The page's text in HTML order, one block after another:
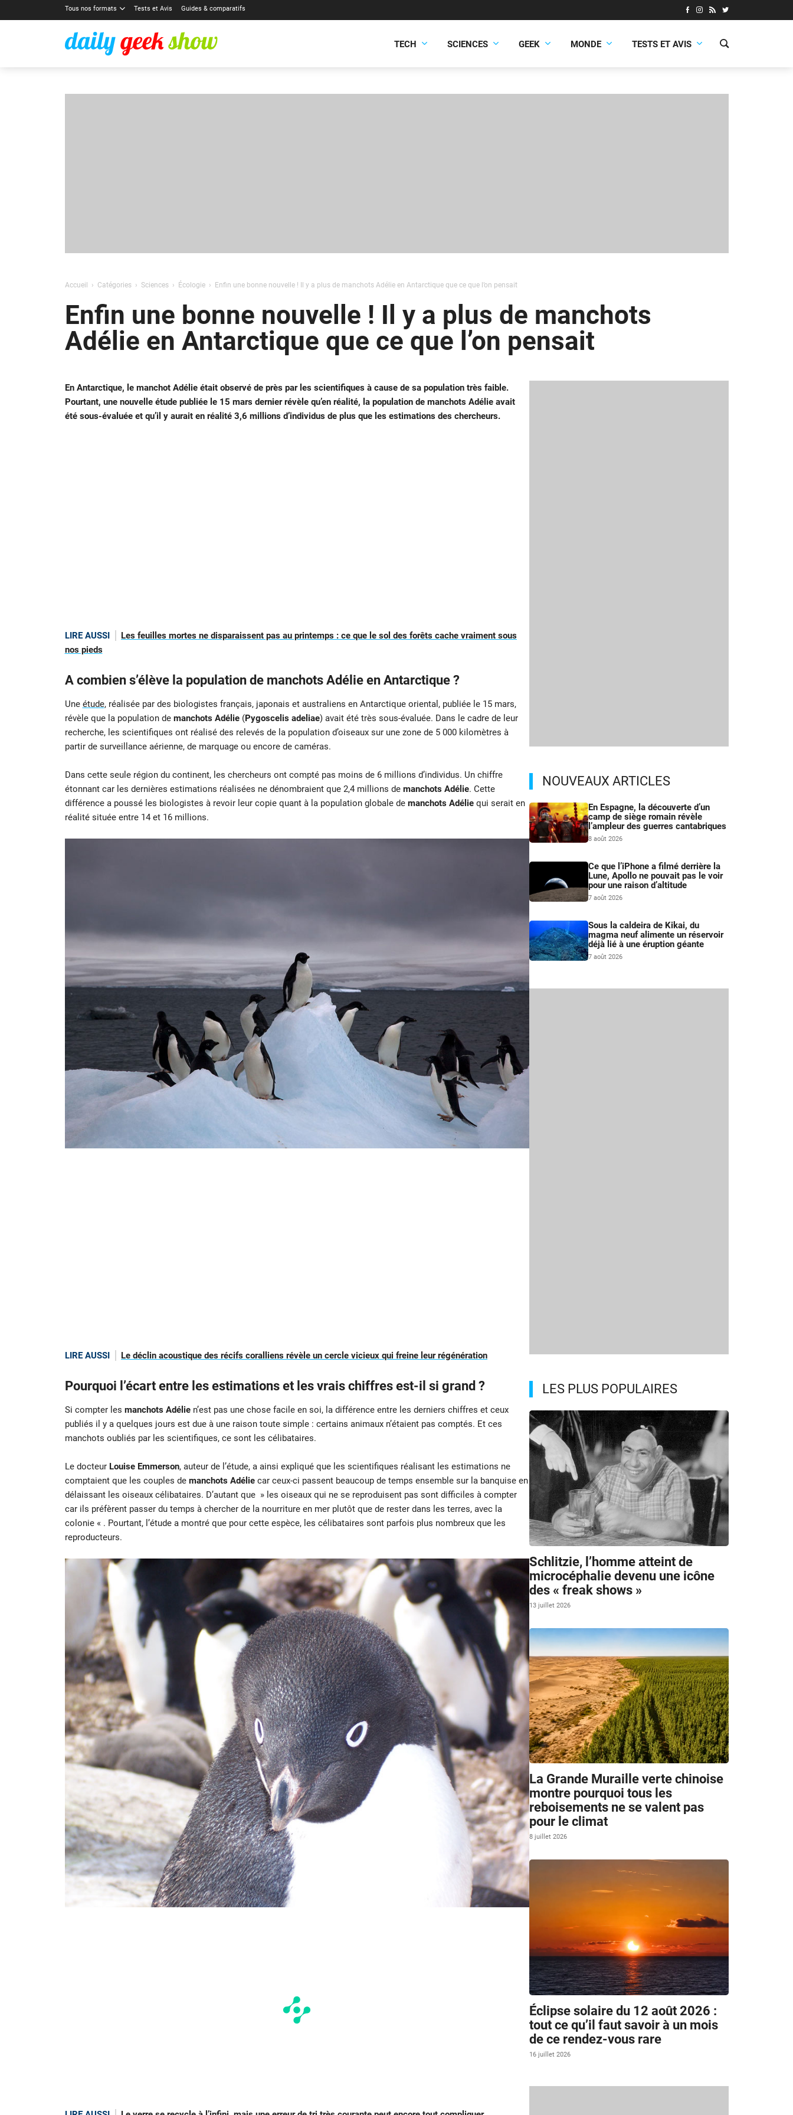
Tous nos formats Tests et Avis Guides & comparatifs
TECH SCIENCES GEEK MONDE TESTS ET AVIS
Accueil Catégories Sciences Écologie Enfin une bonne nouvelle ! Il y a plus de manchots Adélie en Antarctique que ce que l’on pensait
Enfin une bonne nouvelle ! Il y a plus de manchots
Adélie en Antarctique que ce que l’on pensait
En Antarctique, le manchot Adélie était observé de près par les scientifiques à cause de sa population très faible.
Pourtant, une nouvelle étude publiée le 15 mars dernier révèle qu’en réalité, la population de manchots Adélie avait
été sous-évaluée et qu’il y aurait en réalité 3,6 millions d’individus de plus que les estimations des chercheurs.
LIRE AUSSI
Les feuilles mortes ne disparaissent pas au printemps : ce que le sol des forêts cache vraiment sous
nos pieds
A combien s’élève la population de manchots Adélie en Antarctique ?
Une étude, réalisée par des biologistes français, japonais et australiens en Antarctique oriental, publiée le 15 mars,
révèle que la population demanchots Adélie(Pygoscelis adeliae) avait été très sous-évaluée. Dans le cadre de leur
recherche, les scientifiques ont réalisé des relevés de la population d’oiseaux sur une zone de 5 000 kilomètres à
partir de surveillance aérienne, de marquage ou encore de caméras.
Dans cette seule région du continent, les chercheurs ont compté pas moins de 6 millions d’individus. Un chiffre
étonnant car les dernières estimations réalisées ne dénombraient que 2,4 millions de manchots Adélie. Cette
différence a poussé les biologistes à revoir leur copie quant à la population globale de manchots Adéliequi serait en
réalité située entre 14 et 16 millions.
LIRE AUSSI Le déclin acoustique des récifs coralliens révèle un cercle vicieux qui freine leur régénération
Pourquoi l’écart entre les estimations et les vrais chiffres est-il si grand ?
Si compter les manchots Adélien’est pas une chose facile en soi, la différence entre les derniers chiffres et ceux
publiés il y a quelques jours est due à une raison toute simple : certains animaux n’étaient pas comptés. Et ces
manchots oubliés par les scientifiques, ce sont les célibataires.
Le docteur Louise Emmerson, auteur de l’étude, a ainsi expliqué que les scientifiques réalisant les estimations ne
comptaient que les couples de manchots Adéliecar ceux-ci passent beaucoup de temps ensemble sur la banquise en
délaissant les oiseaux célibataires. D’autant que » les oiseaux qui ne se reproduisent pas sont difficiles à compter
car ils préfèrent passer du temps à chercher de la nourriture en mer plutôt que de rester dans les terres, avec la
colonie « . Pourtant, l’étude a montré que pour cette espèce, les célibataires sont parfois plus nombreux que les
reproducteurs.
NOUVEAUX ARTICLES
En Espagne, la découverte d’un
camp de siège romain révèle
l’ampleur des guerres cantabriques
8 août 2026
Ce que l’iPhone a filmé derrière la
Lune, Apollo ne pouvait pas le voir
pour une raison d’altitude
7 août 2026
Sous la caldeira de Kikai, du
magma neuf alimente un réservoir
déjà lié à une éruption géante
7 août 2026
LES PLUS POPULAIRES
Schlitzie, l’homme atteint de
microcéphalie devenu une icône
des « freak shows »
13 juillet 2026
La Grande Muraille verte chinoise
montre pourquoi tous les
reboisements ne se valent pas
pour le climat
8 juillet 2026
Éclipse solaire du 12 août 2026 :
tout ce qu’il faut savoir à un mois
de ce rendez-vous rare
16 juillet 2026